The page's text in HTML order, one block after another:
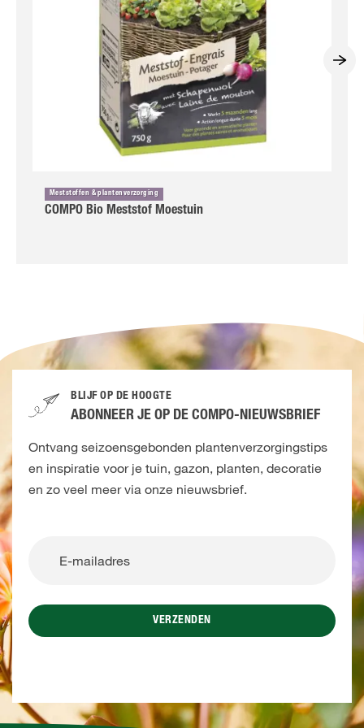
Meststoffen & plantenverzorging
COMPO Bio Meststof Moestuin
BLIJF OP DE HOOGTE
ABONNEER JE OP DE COMPO-NIEUWSBRIEF
Ontvang seizoensgebonden plantenverzorgingstips
en inspiratie voor je tuin, gazon, planten, decoratie
en zo veel meer via onze nieuwsbrief.
VERZENDEN